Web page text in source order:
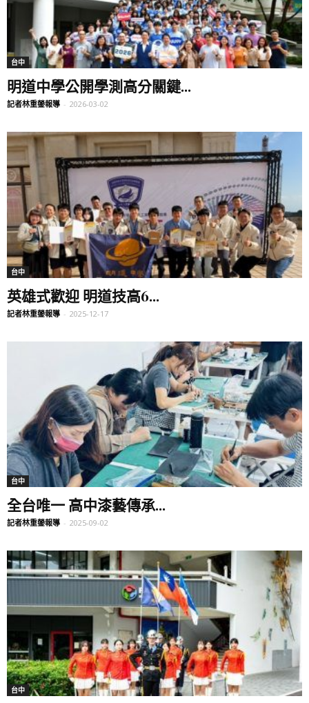
台中
明道中學公開學測高分關鍵...
記者林重鎣報導 - 2026-03-02
台中
英雄式歡迎 明道技高6...
記者林重鎣報導 - 2025-12-17
台中
全台唯一 高中漆藝傳承...
記者林重鎣報導 - 2025-09-02
台中